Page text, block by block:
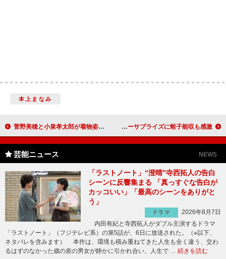
本上まなみ
菅野美穂と小泉孝太郎が着物姿を披露 最新ディズニー映画の会見に登場 野村周平、パンツ一丁で迫真ライブ バースデーサプライズに蛭子能収も感激
芸能ニュース NEWS
「ラストノート」“澄晴”寺西拓人の告白
シーンに反響集まる 「真っすぐな告白が
カッコいい」「最高のシーンをありがと
う」
ドラマ
2026年8月7日
内田有紀と寺西拓人がダブル主演するドラマ
「ラストノート」（フジテレビ系）の第5話が、6日に放送された。（※以下、
ネタバレを含みます） 本作は、環境も積み重ねてきた人生も全く違う、交わ
るはずのなかった歳の差の男女が静かに引かれ合い、人生で … 続きを読む